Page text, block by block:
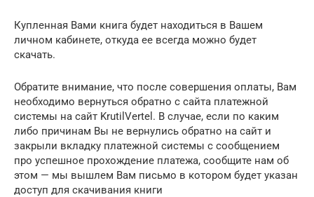
Купленная Вами книга будет находиться в Вашем
личном кабинете, откуда ее всегда можно будет
скачать.
Обратите внимание, что после совершения оплаты, Вам
необходимо вернуться обратно с сайта платежной
системы на сайт KrutilVertel. В случае, если по каким
либо причинам Вы не вернулись обратно на сайт и
закрыли вкладку платежной системы с сообщением
про успешное прохождение платежа, сообщите нам об
этом — мы вышлем Вам письмо в котором будет указан
доступ для скачивания книги